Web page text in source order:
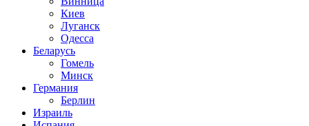
Киев
Луганск
Одесса
Беларусь
Гомель
Минск
Германия
Берлин
Израиль